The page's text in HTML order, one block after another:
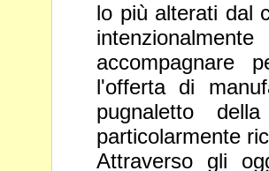
lo più alterati dal
accompagnare
l'offerta di
pugnaletto
particolarmente
Attraverso gli